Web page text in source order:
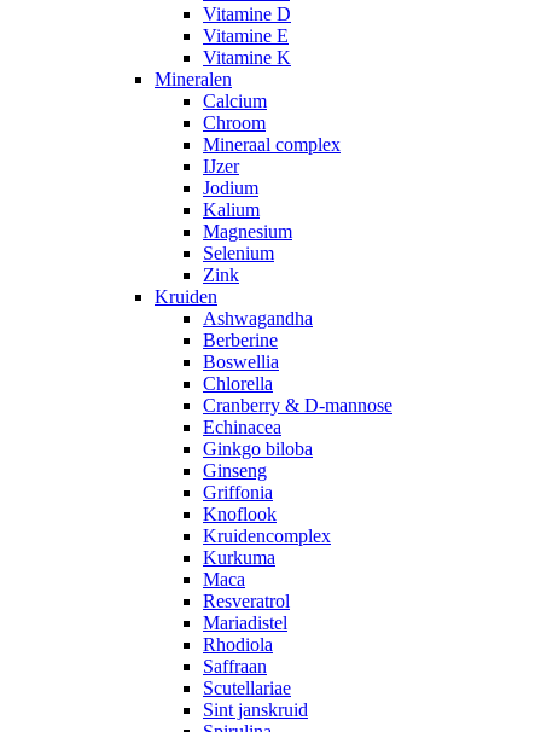
Vitamine D
Vitamine E
Vitamine K
Mineralen
Calcium
Chroom
Mineraal complex
IJzer
Jodium
Kalium
Magnesium
Selenium
Zink
Kruiden
Ashwagandha
Berberine
Boswellia
Chlorella
Cranberry & D-mannose
Echinacea
Ginkgo biloba
Ginseng
Griffonia
Knoflook
Kruidencomplex
Kurkuma
Maca
Resveratrol
Mariadistel
Rhodiola
Saffraan
Scutellariae
Sint janskruid